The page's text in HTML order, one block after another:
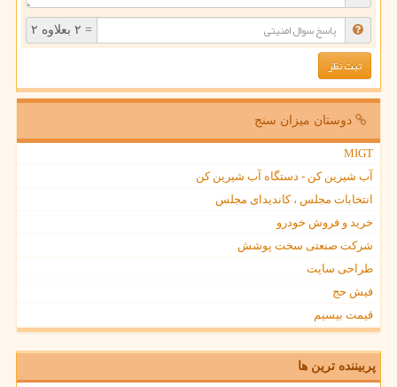
= ۲ بعلاوه ۲
دوستان میزان سنج
MIGT
آب شیرین کن - دستگاه آب شیرین کن
انتخابات مجلس ، کاندیدای مجلس
خرید و فروش خودرو
شرکت صنعتی سخت پوشش
طراحی سایت
فیش حج
قیمت بیسیم
پربیننده ترین ها